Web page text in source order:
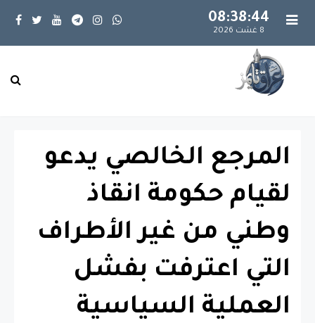
08:38:44
8 غشت 2026
المرجع الخالصي يدعو
لقيام حكومة انقاذ
وطني من غير الأطراف
التي اعترفت بفشل
العملية السياسية